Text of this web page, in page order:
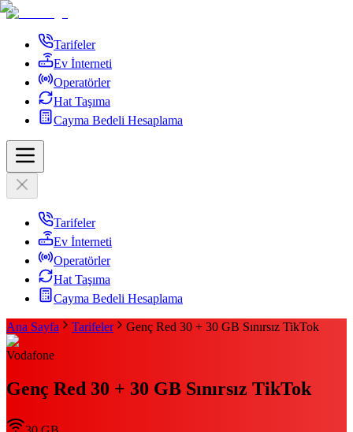
Tarifeler
Ev İnterneti
Operatörler
Hat Taşıma
Cayma Bedeli Hesaplama
Tarifeler
Ev İnterneti
Operatörler
Hat Taşıma
Cayma Bedeli Hesaplama
Ana Sayfa Tarifeler Genç Red 30 + 30 GB Sınırsız TikTok
Vodafone
Genç Red 30 + 30 GB Sınırsız TikTok